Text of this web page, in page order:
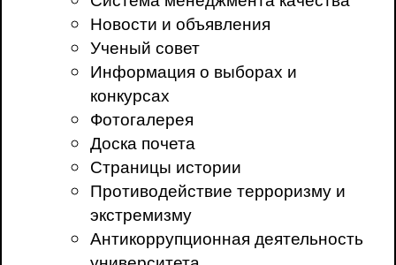
Новости и объявления
Ученый совет
Информация о выборах и
конкурсах
Фотогалерея
Доска почета
Страницы истории
Противодействие терроризму и
экстремизму
Антикоррупционная деятельность